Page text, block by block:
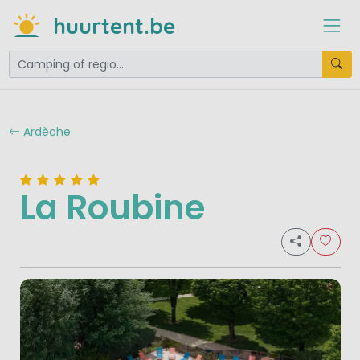
huurtent.be
Ardèche
La Roubine